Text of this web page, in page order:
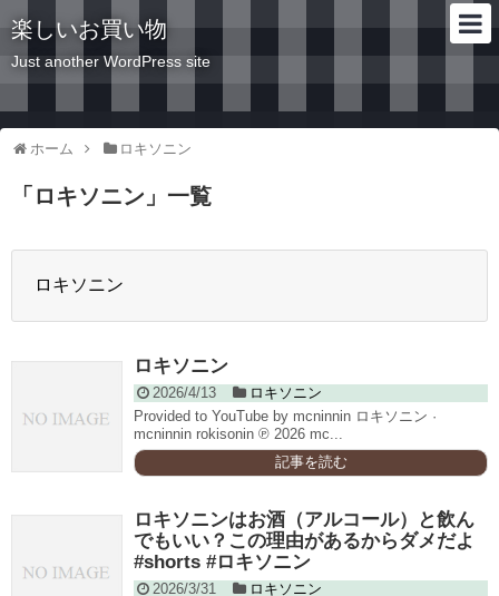
楽しいお買い物
Just another WordPress site
ホーム ロキソニン
「 ロキソニン 」 一覧
ロキソニン
ロキソニン
2026/4/13
ロキソニン
Provided to YouTube by mcninnin ロキソニン ·
mcninnin rokisonin ℗ 2026 mc...
記事を読む
ロキソニンはお酒（アルコール）と飲ん
でもいい？この理由があるからダメだよ
#shorts #ロキソニン
2026/3/31
ロキソニン